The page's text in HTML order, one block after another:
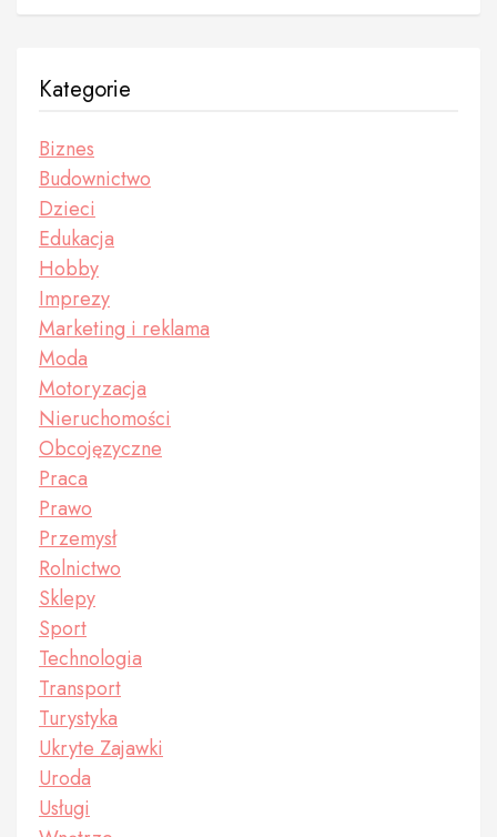
Kategorie
Biznes
Budownictwo
Dzieci
Edukacja
Hobby
Imprezy
Marketing i reklama
Moda
Motoryzacja
Nieruchomości
Obcojęzyczne
Praca
Prawo
Przemysł
Rolnictwo
Sklepy
Sport
Technologia
Transport
Turystyka
Ukryte Zajawki
Uroda
Usługi